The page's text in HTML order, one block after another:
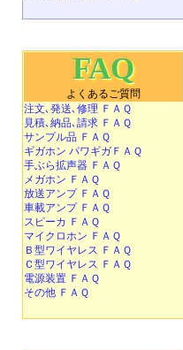
FAQ
よくあるご質問
注文､発送､修理 ＦＡＱ
見積､納品､請求 ＦＡＱ
サンプル品 ＦＡＱ
ギガホン パワギガＦＡＱ
手ぶら拡声器 ＦＡＱ
メガホン ＦＡＱ
放送アンプ ＦＡＱ
車載アンプ ＦＡＱ
スピーカ ＦＡＱ
マイクロホン ＦＡＱ
Ｂ型ワイヤレス ＦＡＱ
Ｃ型ワイヤレス ＦＡＱ
電源装置 ＦＡＱ
その他 ＦＡＱ